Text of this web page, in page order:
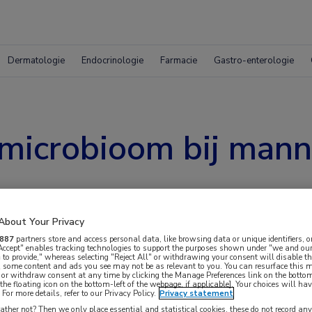
Dermatologie Endocrinologie Farmacie Gastro-enterologie
bij
microbioom bij mannen met en zonder
Your Privacy
887 partners store and access personal data, like browsing data or unique identifiers,
enables tracking technologies to support the purposes shown under "we and
to provide," whereas selecting "Reject All" or withdrawing your consent will disable
some content and ads you see may not be as relevant to you. You can resurface this
or withdraw consent at any time by clicking the Manage Preferences link on the
floating icon on the bottom-left of the webpage, if applicable]. Your choices will
more details, refer to our Privacy Policy. Privacy statement
not? Then we only place essential and statistical cookies, these do not record